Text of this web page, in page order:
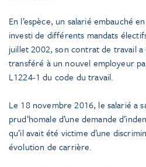
En l’espèce, un salarié embauché
investi de différents mandats
juillet 2002, son contrat de travail
transféré à un nouvel employeur
L1224-1 du code du travail.
Le 18 novembre 2016, le salarié a
prud’homale d’une demande
qu’il avait été victime d’une
évolution de carrière.